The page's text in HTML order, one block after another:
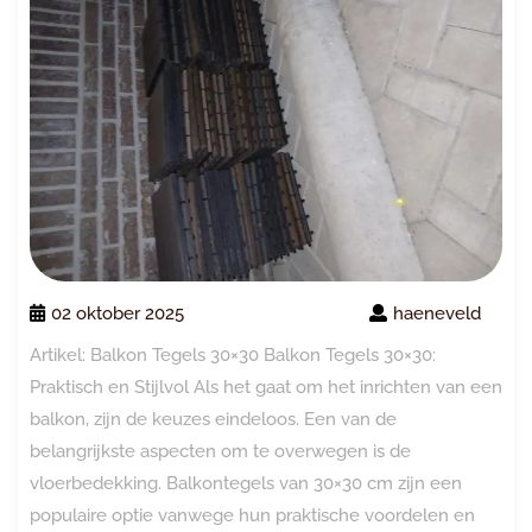
02 oktober 2025
haeneveld
Artikel: Balkon Tegels 30×30 Balkon Tegels 30×30:
Praktisch en Stijlvol Als het gaat om het inrichten van een
balkon, zijn de keuzes eindeloos. Een van de
belangrijkste aspecten om te overwegen is de
vloerbedekking. Balkontegels van 30×30 cm zijn een
populaire optie vanwege hun praktische voordelen en